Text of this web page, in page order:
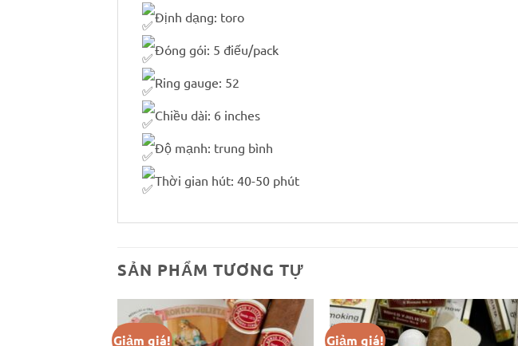
Định dạng: toro
Đóng gói: 5 điếu/pack
Ring gauge: 52
Chiều dài: 6 inches
Độ mạnh: trung bình
Thời gian hút: 40-50 phút
SẢN PHẨM TƯƠNG TỰ
Giảm giá! Giảm giá!